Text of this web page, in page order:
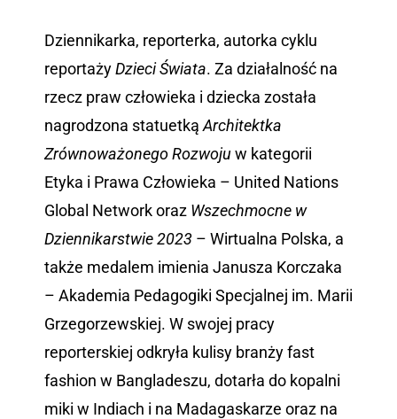
Dziennikarka, reporterka, autorka cyklu
reportażyDzieci Świata. Za działalność na
rzecz praw człowieka i dziecka została
nagrodzona statuetką Architektka
Zrównoważonego Rozwoju w kategorii
Etyka i Prawa Człowieka – United Nations
Global Network oraz Wszechmocne w
Dziennikarstwie 2023 – Wirtualna Polska, a
także medalem imienia Janusza Korczaka
– Akademia Pedagogiki Specjalnej im. Marii
Grzegorzewskiej. W swojej pracy
reporterskiej odkryła kulisy branży fast
fashion w Bangladeszu, dotarła do kopalni
miki w Indiach i na Madagaskarze oraz na